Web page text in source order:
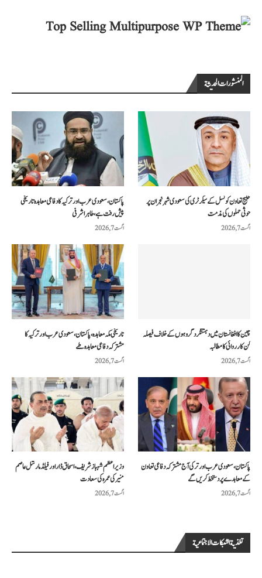
المنشورات الحديثة
پاکستان، سعودی عرب اور ترکیہ کا دفاعی معاہدہ تاریخی
پیش رفت ہے، طاہر اشرفی
اگست 7, 2026
خلیج تعاون کونسل کے سیکرٹری کی سعودی شہر نجران پر
حوثی حملوں کی مذمت
اگست 7, 2026
تاریخی مکہ معاہدہ، پاکستان، سعودی عرب اور ترکیہ کا
مشترکہ دفاعی معاہدہ طے
اگست 7, 2026
چین کا افغانستان میں دہشتگرد گروہوں کے خلاف فیصلہ
کن کارروائی کا مطالبہ
اگست 7, 2026
وزیراعظم شہباز شریف، اسحاق ڈار اور فیلڈ مارشل عاصم
منیر کی عمرہ کی سعادت
اگست 7, 2026
پاکستان، سعودی عرب اور ترکی آج مشترکہ دفاعی تعاون
کے معاہدے پر دستخط کریں گے
اگست 7, 2026
تغذية الشبكات الاجتماعية